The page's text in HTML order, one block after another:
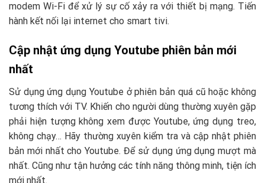
modem Wi-Fi để xử lý sự cố xảy ra với thiết bị mạng. Tiến
hành kết nối lại internet cho smart tivi.
Cập nhật ứng dụng Youtube phiên bản mới
nhất
Sử dụng ứng dụng Youtube ở phiên bản quá cũ hoặc không
tương thích với TV. Khiến cho người dùng thường xuyên gặp
phải hiện tượng không xem được Youtube, ứng dụng treo,
không chạy… Hãy thường xuyên kiểm tra và cập nhật phiên
bản mới nhất cho Youtube. Để sử dụng ứng dụng mượt mà
nhất. Cũng như tận hưởng các tính năng thông minh, tiện ích
mới nhất.